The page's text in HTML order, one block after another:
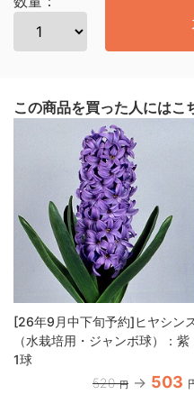
この商品を買った人にはこ
[26年9月中下旬予約]ヒヤシン
（水栽培用・ジャンボ球）：紫
1球
520 円 503